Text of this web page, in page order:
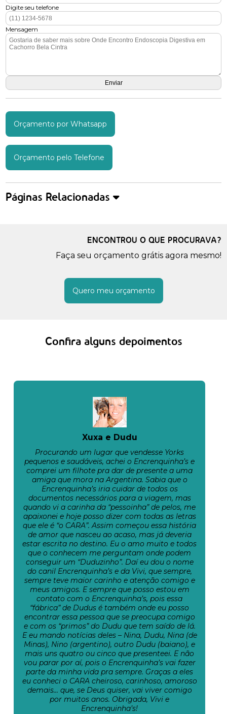
Digite seu telefone
Mensagem
Orçamento por Whatsapp
Orçamento pelo Telefone
Páginas Relacionadas
ENCONTROU O QUE PROCURAVA?
Faça seu orçamento grátis agora mesmo!
Quero meu orçamento
Confira alguns depoimentos
Xuxa e Dudu
Procurando um lugar que vendesse Yorks
pequenos e saudáveis, achei o Encrenquinha’s e
comprei um filhote pra dar de presente a uma
amiga que mora na Argentina. Sabia que o
Encrenquinha’s iria cuidar de todos os
documentos necessários para a viagem, mas
quando vi a carinha da “pessoinha” de pelos, me
apaixonei e hoje posso dizer com todas as letras
que ele é “o CARA”. Assim começou essa história
de amor que nasceu ao acaso, mas já deveria
estar escrita no destino. Eu o amo muito e todos
que o conhecem me perguntam onde podem
conseguir um “Duduzinho”. Daí eu dou o nome
do canil Encrenquinha’s e da Vivi, que sempre,
sempre teve maior carinho e atenção comigo e
meus amigos. E sempre que posso estou em
contato com o Encrenquinha’s, pois essa
“fábrica” de Dudus é também onde eu posso
encontrar essa pessoa que se preocupa comigo
e com os “primos” do Dudu que tem saído de lá.
E eu mando notícias deles – Nina, Dudu, Nina (de
Minas), Nino (argentino), outro Dudu (baiano), e
mais uns quatro ou cinco que presenteei. E não
vou parar por aí, pois o Encrenquinha’s vai fazer
parte da minha vida pra sempre. Graças a eles
eu conheci o CARA cheiroso, carinhoso, amoroso
demais… que, se Deus quiser, vai viver comigo
por muitos anos. Obrigada, Vivi e
Encrenquinha’s!